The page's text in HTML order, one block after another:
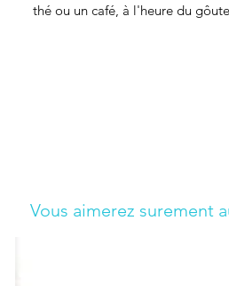
thé ou un café, à l'heure du
Vous aimerez surement